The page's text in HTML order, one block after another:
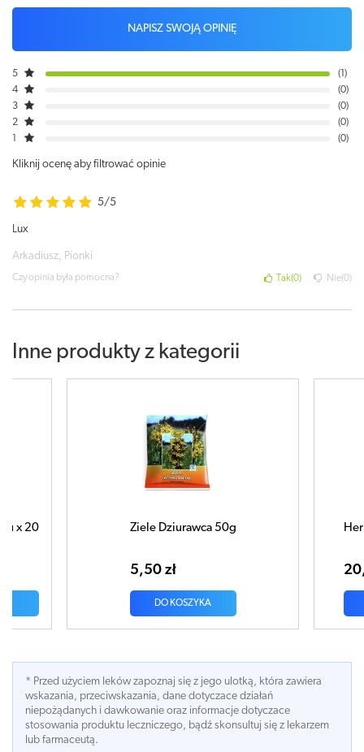
NAPISZ SWOJĄ OPINIĘ
5
1
4
0
3
0
2
0
0
Kliknij ocenę aby filtrować opinie
5/5
Lux
Arkadiusz, Pionki
Czy opinia była pomocna? Tak 0 Nie 0
Inne produkty z kategorii
Herbatka Malinowa x 20 saszetek
20,38 zł
DO KOSZYKA
* Przed użyciem leków zapoznaj się z jego ulotką, która zawiera
wskazania, przeciwskazania, dane dotyczace działań
niepożądanych i dawkowanie oraz informacje dotyczace
stosowania produktu leczniczego, bądź skonsultuj się z lekarzem
lub farmaceutą.